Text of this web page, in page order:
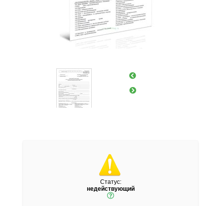
Статус:
недействующий